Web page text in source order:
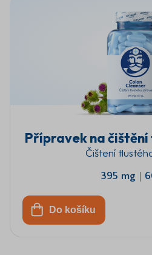
Přípravek na
Čištení
395 mg |
Do košíku